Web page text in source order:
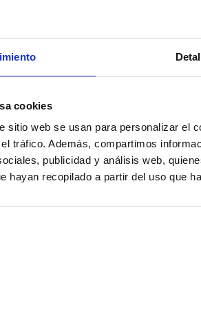
cookies
sitio web se usan para personalizar el
tráfico. Además, compartimos
publicidad y análisis web,
hayan recopilado a partir del uso que
Newsletter link